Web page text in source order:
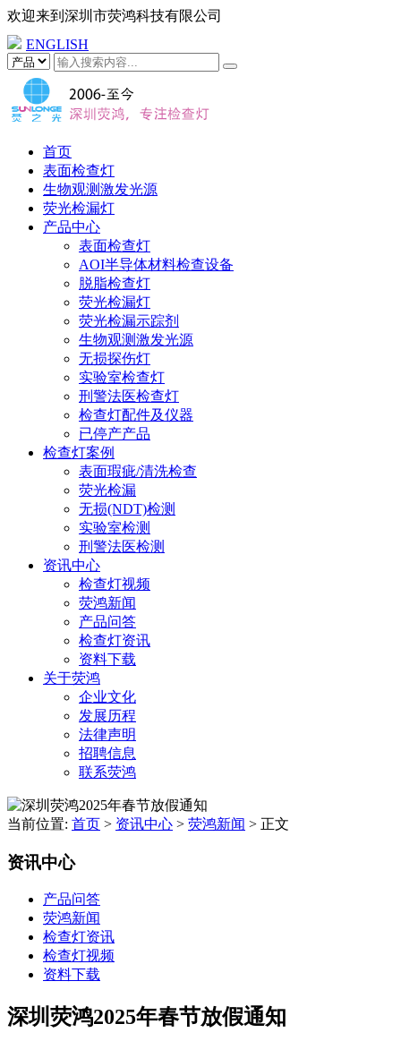
欢迎来到 深圳市荧鸿科技有限公司
ENGLISH
首页
表面检查灯
生物观测激发光源
荧光检漏灯
产品中心
表面检查灯
AOI半导体材料检查设备
脱脂检查灯
荧光检漏灯
荧光检漏示踪剂
生物观测激发光源
无损探伤灯
实验室检查灯
刑警法医检查灯
检查灯配件及仪器
已停产产品
检查灯案例
表面瑕疵/清洗检查
荧光检漏
无损(NDT)检测
实验室检测
刑警法医检测
资讯中心
检查灯视频
荧鸿新闻
产品问答
检查灯资讯
资料下载
关于荧鸿
企业文化
发展历程
法律声明
招聘信息
联系荧鸿
当前位置: 首页 > 资讯中心 > 荧鸿新闻 > 正文
资讯中心
产品问答
荧鸿新闻
检查灯资讯
检查灯视频
资料下载
深圳荧鸿2025年春节放假通知